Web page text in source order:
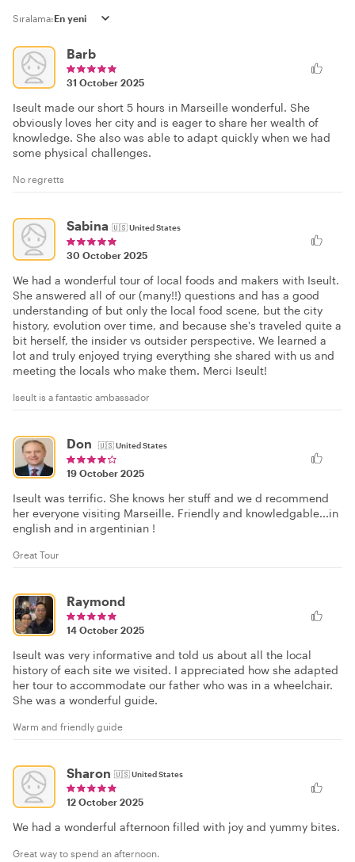
Sıralama:
Barb
31 October 2025
Iseult made our short 5 hours in Marseille wonderful. She
obviously loves her city and is eager to share her wealth of
knowledge. She also was able to adapt quickly when we had
some physical challenges.
No regretts
Sabina 🇺🇸United States
30 October 2025
We had a wonderful tour of local foods and makers with Iseult.
She answered all of our (many!!) questions and has a good
understanding of but only the local food scene, but the city
history, evolution over time, and because she's traveled quite a
bit herself, the insider vs outsider perspective. We learned a
lot and truly enjoyed trying everything she shared with us and
meeting the locals who make them. Merci Iseult!
Iseult is a fantastic ambassador
Don 🇺🇸United States
19 October 2025
Iseult was terrific. She knows her stuff and we d recommend
her everyone visiting Marseille. Friendly and knowledgable...in
english and in argentinian !
Great Tour
Raymond
14 October 2025
Iseult was very informative and told us about all the local
history of each site we visited. I appreciated how she adapted
her tour to accommodate our father who was in a wheelchair.
She was a wonderful guide.
Warm and friendly guide
Sharon 🇺🇸United States
12 October 2025
We had a wonderful afternoon filled with joy and yummy bites.
Great way to spend an afternoon.